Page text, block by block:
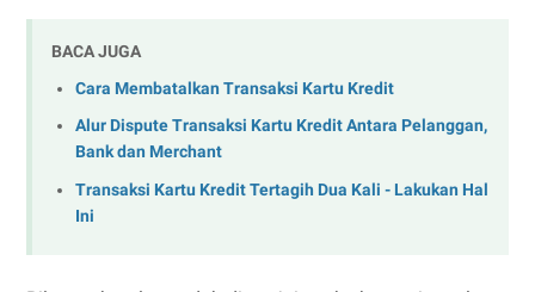
BACA JUGA
Cara Membatalkan Transaksi Kartu Kredit
Alur Dispute Transaksi Kartu Kredit Antara Pelanggan,
Bank dan Merchant
Transaksi Kartu Kredit Tertagih Dua Kali - Lakukan Hal
Ini